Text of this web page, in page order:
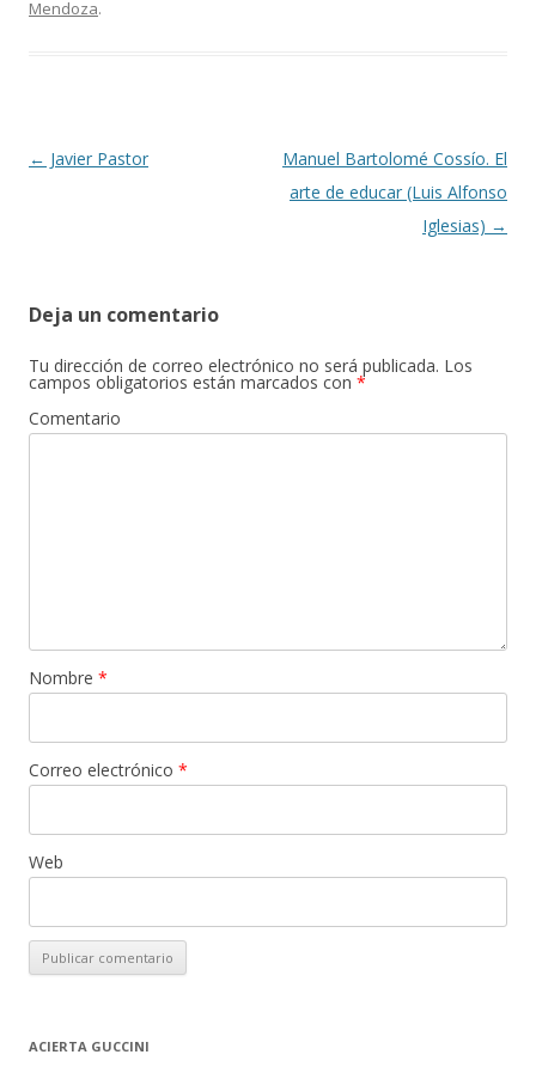
Mendoza.
Navegación de entradas
← Javier Pastor
Manuel Bartolomé Cossío. El
arte de educar (Luis Alfonso
Iglesias) →
Deja un comentario
Tu dirección de correo electrónico no será publicada. Los
campos obligatorios están marcados con *
Comentario
Nombre *
Correo electrónico *
Web
ACIERTA GUCCINI